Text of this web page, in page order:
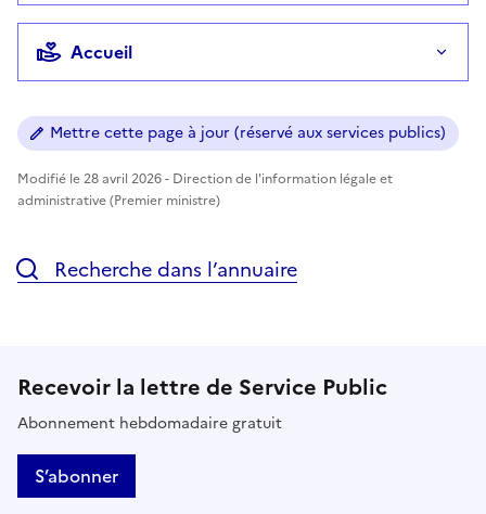
Accueil
Mettre cette page à jour (réservé aux services publics)
Modifié le 28 avril 2026 - Direction de l'information légale et
administrative (Premier ministre)
Recherche dans l’annuaire
Recevoir la lettre de Service Public
Abonnement hebdomadaire gratuit
S’abonner